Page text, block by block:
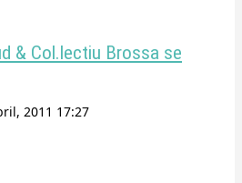
& Col.lectiu Brossa se
2011 17:27